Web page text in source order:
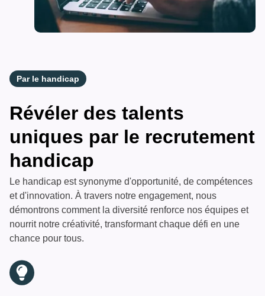
Par le handicap
Révéler des talents
uniques par le recrutement
handicap
Le handicap est synonyme d'opportunité, de compétences
et d'innovation. À travers notre engagement, nous
démontrons comment la diversité renforce nos équipes et
nourrit notre créativité, transformant chaque défi en une
chance pour tous.